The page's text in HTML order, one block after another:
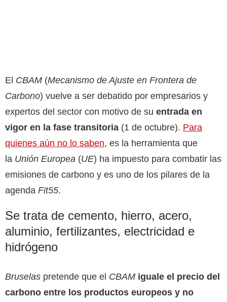
El CBAM (Mecanismo de Ajuste en Frontera de
Carbono) vuelve a ser debatido por empresarios y
expertos del sector con motivo de su entrada en
vigor en la fase transitoria (1 de octubre). Para
quienes aún no lo saben, es la herramienta que
la Unión Europea (UE) ha impuesto para combatir las
emisiones de carbono y es uno de los pilares de la
agenda Fit55.
Se trata de cemento, hierro, acero,
aluminio, fertilizantes, electricidad e
hidrógeno
Bruselas pretende que el CBAM iguale el precio del
carbono entre los productos europeos y no